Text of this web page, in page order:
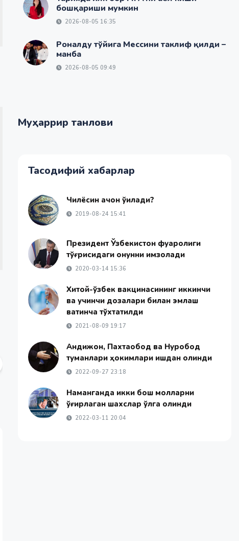
бошқариши мумкин
2026-08-05 16:35
Роналду тўйига Мессини таклиф қилди –
манба
2026-08-05 09:49
Муҳаррир танлови
Тасодифий хабарлар
Чилёсин қачон ўқилади?
2019-08-24 15:41
Президент Ўзбекистон фуқаролиги
тўғрисидаги қонунни имзолади
2020-03-14 15:36
Хитой-ўзбек вакцинасининг иккинчи
ва учинчи дозалари билан эмлаш
вақтинча тўхтатилди
2021-08-09 19:17
Андижон, Пахтаобод ва Нуробод
туманлари ҳокимлари ишдан олинди
2022-09-27 23:18
Наманганда икки бош молларни
ўғирлаган шахслар қўлга олинди
2022-03-11 20:04